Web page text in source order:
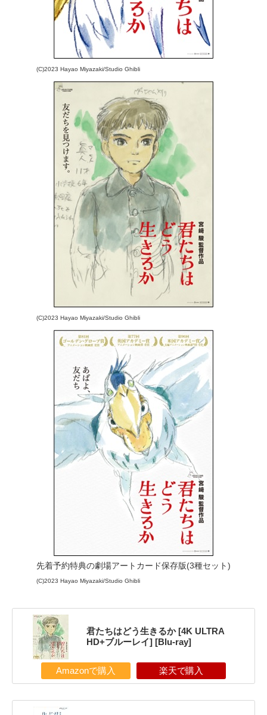
(C)2023 Hayao Miyazaki/Studio Ghibli
(C)2023 Hayao Miyazaki/Studio Ghibli
先着予約特典の劇場アートカード保存版(3種セット)
(C)2023 Hayao Miyazaki/Studio Ghibli
君たちはどう生きるか [4K ULTRA
HD+ブルーレイ] [Blu-ray]
Amazonで購入 楽天で購入